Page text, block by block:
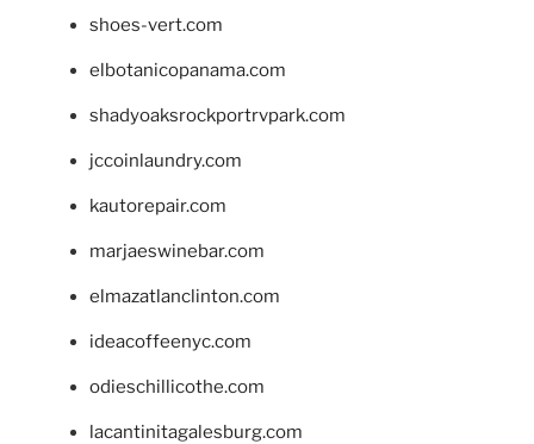
shoes-vert.com
elbotanicopanama.com
shadyoaksrockportrvpark.com
jccoinlaundry.com
kautorepair.com
marjaeswinebar.com
elmazatlanclinton.com
ideacoffeenyc.com
odieschillicothe.com
lacantinitagalesburg.com